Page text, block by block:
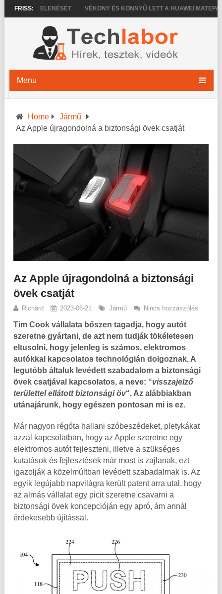
FRISS:
MEGJELENÉSÉT VÉKONY ÉS KÖNNYŰ LETT A HUAWEI MATEPAD
Menu
Home
Jármű
Az Apple újragondolná a biztonsági övek csatját
Az Apple újragondolná a biztonsági
övek csatját
Richárd 2023-06-21 Jármű Nincs hozzászólás
Tim Cook vállalata bőszen tagadja, hogy autót
szeretne gyártani, de azt nem tudják tökéletesen
eltusolni, hogy jelenleg is számos, elektromos
autókkal kapcsolatos technológián dolgoznak. A
legutóbb általuk levédett szabadalom a biztonsági
övek csatjával kapcsolatos, a neve: “visszajelző
területtel ellátott biztonsági öv“. Az alábbiakban
utánajárunk, hogy egészen pontosan mi is ez.
Már nagyon régóta hallani szóbeszédeket, pletykákat
azzal kapcsolatban, hogy az Apple szeretne egy
elektromos autót fejleszteni, illetve a szükséges
kutatások és fejlesztések már most is zajlanak, ezt
igazolják a közelmúltban levédett szabadalmak is. Az
egyik legújabb napvilágra került patent arra utal, hogy
az almás vállalat egy picit szeretne csavarni a
biztonsági övek koncepcióján egy apró, ám annál
érdekesebb újítással.